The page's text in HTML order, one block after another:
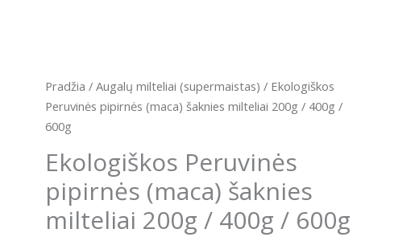
Pradžia /Augalų milteliai (supermaistas) / Ekologiškos
Peruvinės pipirnės (maca) šaknies milteliai 200g / 400g /
600g
Ekologiškos Peruvinės
pipirnės (maca) šaknies
milteliai 200g / 400g / 600g
Price
range:
17.99€
produkto
kiekis:
Ekologiškos
pipirnės
(maca)
šaknies
milteliai